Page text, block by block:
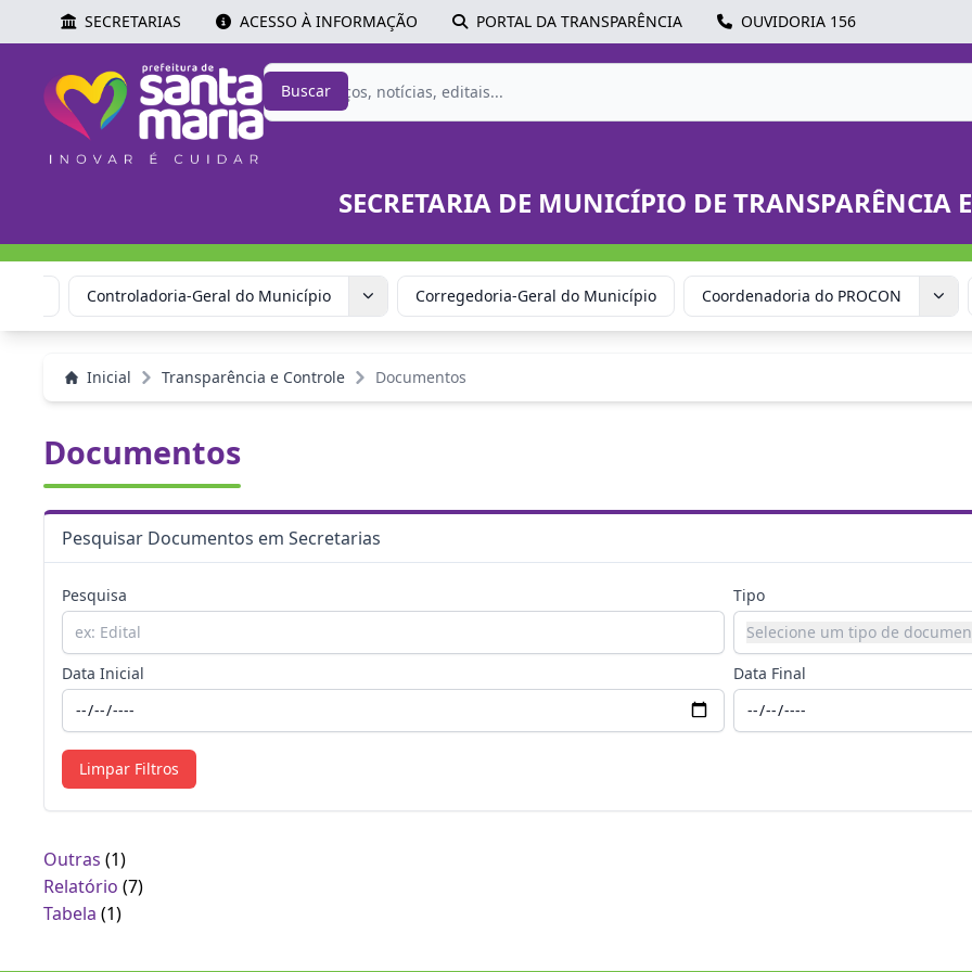
SECRETARIAS ACESSO À INFORMAÇÃO PORTAL DA TRANSPARÊNCIA OUVIDORIA 156
Buscar
SECRETARIA DE MUNICÍPIO DE TRANSPARÊNCIA
Controladoria-Geral do Município Corregedoria-Geral do Município Coordenadoria do PROCON
Inicial Transparência e Controle Documentos
Documentos
Pesquisar Documentos em Secretarias
Pesquisa
Tipo
Selecione um tipo de
Data Inicial
Data Final
Limpar Filtros
Outras (1)
Relatório (7)
Tabela (1)